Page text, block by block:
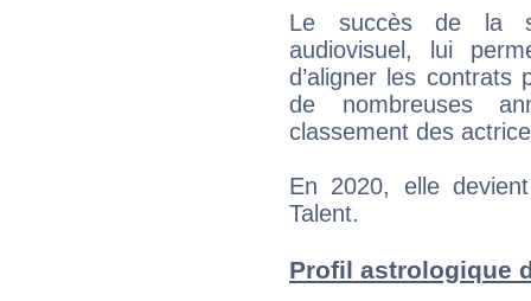
Le succès de la
audiovisuel, lui
d’aligner les contrats
de nombreuses
classement des
En 2020, elle
Talent.
Profil astrologique